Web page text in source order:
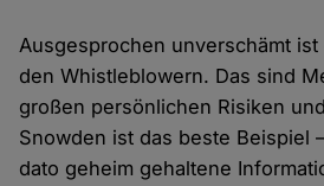
Ausgesprochen unverschämt
den Whistleblowern. Das sind
großen persönlichen Risiken
Snowden ist das beste Beispiel
dato geheim gehaltene